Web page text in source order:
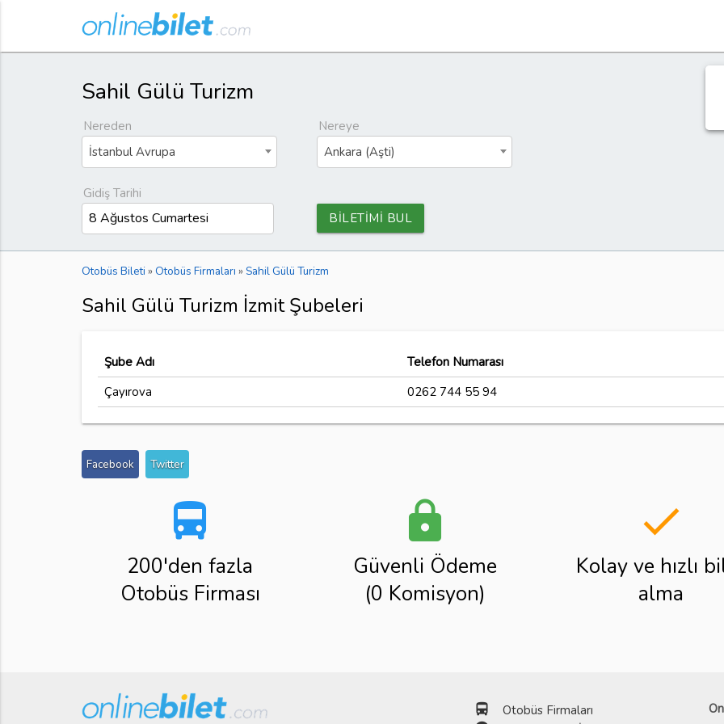
Sahil Gülü Turizm
Nereden
İstanbul Avrupa
Nereye
Ankara (Aşti)
Gidiş Tarihi
BİLETİMİ BUL
Otobüs Bileti » Otobüs Firmaları » Sahil Gülü Turizm
Sahil Gülü Turizm İzmit Şubeleri
Şube Adı
Telefon Numarası
Çayırova
0262 744 55 94
Facebook Twitter
directions_bus
200'den fazla
Otobüs Firması
lock
Güvenli Ödeme
(0 Komisyon)
done
Kolay ve hızlı
alma
directions_bus Otobüs Firmaları